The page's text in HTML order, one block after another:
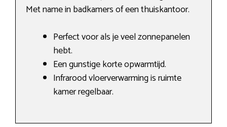
Met name in badkamers of een thuiskantoor.
Perfect voor als je veel zonnepanelen
hebt.
Een gunstige korte opwarmtijd.
Infrarood vloerverwarming is ruimte
kamer regelbaar.